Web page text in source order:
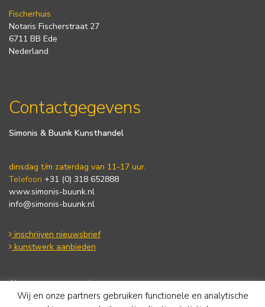
Fischerhuis
Notaris Fischerstraat 27
6711 BB Ede
Nederland
Contactgegevens
Simonis & Buunk Kunsthandel
dinsdag t/m zaterdag van 11-17 uur.
Telefoon +31 (0) 318 652888
www.simonis-buunk.nl
info@simonis-buunk.nl
inschrijven nieuwsbrief
kunstwerk aanbieden
Algemene voorwaarden
Privacy statement
Wij en onze partners gebruiken functionele en analytische